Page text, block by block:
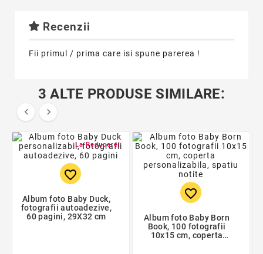
Recenzii
Fii primul / prima care isi spune parerea !
3 ALTE PRODUSE SIMILARE:
 
La Reducere!
favorite_border
Album foto Baby Duck,
fotografii autoadezive,
60 pagini, 29X32 cm
favorite_border
Album foto Baby Born
Book, 100 fotografii
10x15 cm, coperta